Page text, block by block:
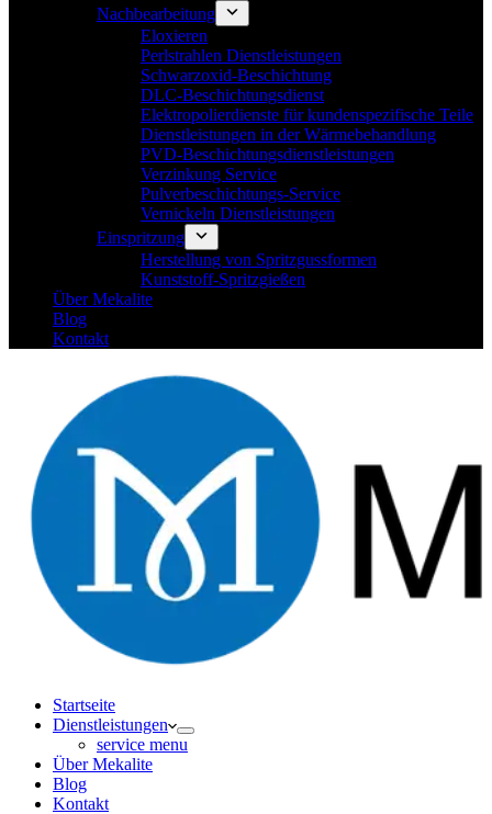
Nachbearbeitung
Eloxieren
Perlstrahlen Dienstleistungen
Schwarzoxid-Beschichtung
DLC-Beschichtungsdienst
Elektropolierdienste für kundenspezifische Teile
Dienstleistungen in der Wärmebehandlung
PVD-Beschichtungsdienstleistungen
Verzinkung Service
Pulverbeschichtungs-Service
Vernickeln Dienstleistungen
Einspritzung
Herstellung von Spritzgussformen
Kunststoff-Spritzgießen
Über Mekalite
Blog
Kontakt
Startseite
Dienstleistungen
service menu
Über Mekalite
Blog
Kontakt